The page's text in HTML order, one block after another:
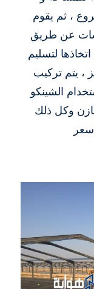
، ثم يقوم
عن طريق
لتسليم
، يتم تركيب
الشينكو
وكل ذلك